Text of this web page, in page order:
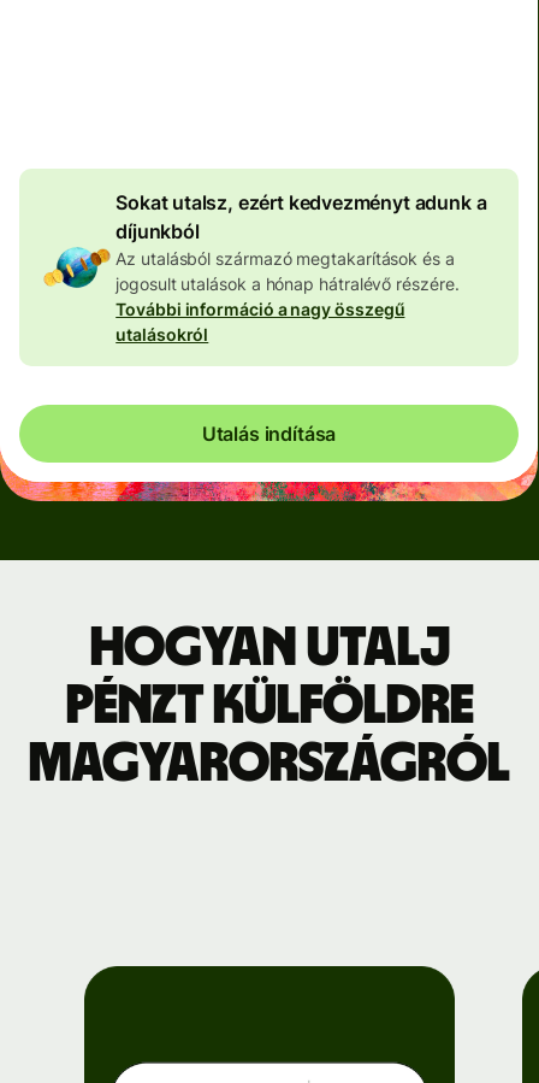
Sokat utalsz, ezért kedvezményt adunk a
díjunkból
Az utalásból származó megtakarítások és a
jogosult utalások a hónap hátralévő részére.
További információ a nagy összegű
utalásokról
Utalás indítása
Hogyan utalj
pénzt külföldre
Magyarországról